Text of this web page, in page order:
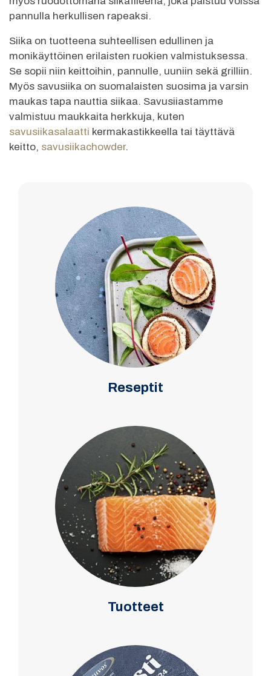
pannulla herkullisen rapeaksi.
Siika on tuotteena suhteellisen edullinen ja
monikäyttöinen erilaisten ruokien valmistuksessa.
Se sopii niin keittoihin, pannulle, uuniin sekä grilliin.
Myös savusiika on suomalaisten suosima ja varsin
maukas tapa nauttia siikaa. Savusiiastamme
valmistuu maukkaita herkkuja, kuten
savusiikasalaatti kermakastikkeella tai täyttävä
keitto, savusiikachowder.
Reseptit
Tuotteet